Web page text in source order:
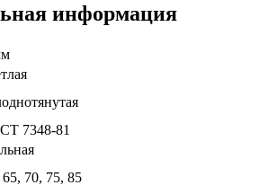
информация
7348-81
65, 70, 75, 85